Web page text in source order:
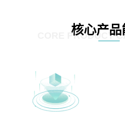
核心产品
CORE PRODUCT